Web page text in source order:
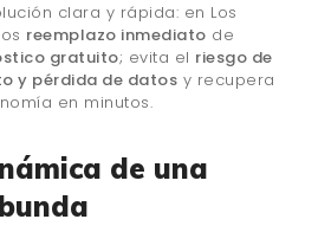
clara y rápida: en Los
reemplazo inmediato de
gratuito; evita el riesgo de
y pérdida de datos y recupera
en minutos.
de una